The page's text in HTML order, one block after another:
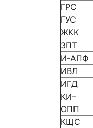
ГРС
ГУС
ЖКК
ЗПТ
И-АПФ
ИВЛ
ИГД
КИ–
ОПП
КЩС